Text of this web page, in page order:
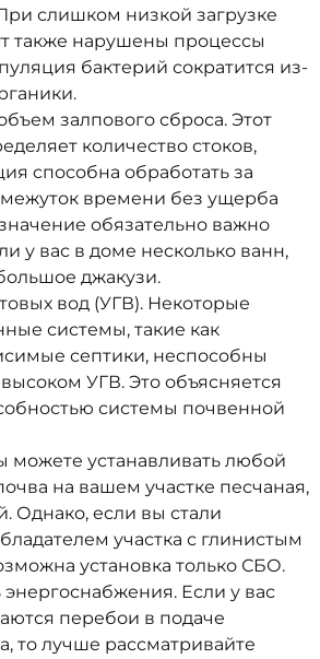
слишком низкой загрузке
также нарушены процессы
бактерий сократится из-
залпового сброса. Этот
количество стоков,
способна обработать за
времени без ущерба
значение обязательно важно
у вас в доме несколько ванн,
джакузи.
вод (УГВ). Некоторые
системы, такие как
септики, неспособны
УГВ. Это объясняется
системы почвенной
можете устанавливать любой
на вашем участке песчаная,
Однако, если вы стали
участка с глинистым
установка только СБО.
энергоснабжения. Если у вас
перебои в подаче
то лучше рассматривайте